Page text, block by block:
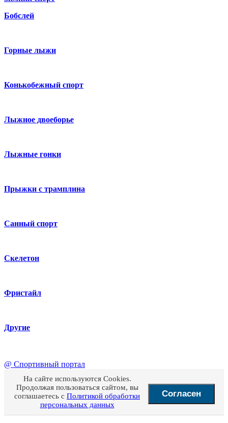
Бобслей
Горные лыжи
Конькобежный спорт
Лыжное двоеборье
Лыжные гонки
Прыжки с трамплина
Санный спорт
Скелетон
Фристайл
Другие
@ Спортивный портал
На сайте используются Cookies.
Продолжая пользоваться сайтом, вы
соглашаетесь с Политикой обработки
персональных данных
Согласен